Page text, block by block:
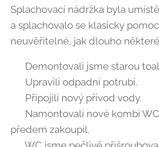
Splachovací nádržka byla
a splachovalo se klasicky
neuvěřitelné, jak dlouho některé
🔹 Demontovali jsme starou
🔹 Upravili odpadní potrubí.
🔹 Připojili nový přívod vody.
🔹 Namontovali nové kombi
předem zakoupil.